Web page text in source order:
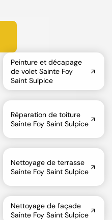
Peinture et décapage
de volet Sainte Foy
Saint Sulpice
Réparation de toiture
Sainte Foy Saint Sulpice
Nettoyage de terrasse
Sainte Foy Saint Sulpice
Nettoyage de façade
Sainte Foy Saint Sulpice